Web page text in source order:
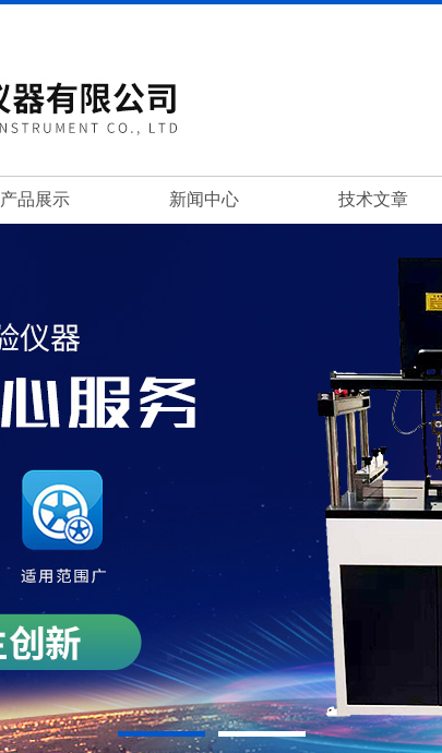
产品展示 新闻中心 技术文章